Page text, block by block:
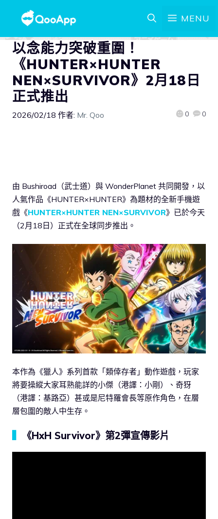
MENU
以念能力突破重圍！
《HUNTER×HUNTER
NEN×SURVIVOR》2月18日
正式推出
2026/02/18 作者: Mr. Qoo 0 0
由 Bushiroad（武士道）與 WonderPlanet 共同開發，以
人氣作品《HUNTER×HUNTER》為題材的全新手機遊
戲《HUNTER×HUNTER NEN×SURVIVOR》已於今天
（2月18日）正式在全球同步推出。
本作為《獵人》系列首款「類倖存者」動作遊戲，玩家
將要操縱大家耳熟能詳的小傑（港譯：小剛）、奇犽
（港譯：基路亞）甚或是尼特羅會長等原作角色，在層
層包圍的敵人中生存。
《HxH Survivor》第2彈宣傳影片